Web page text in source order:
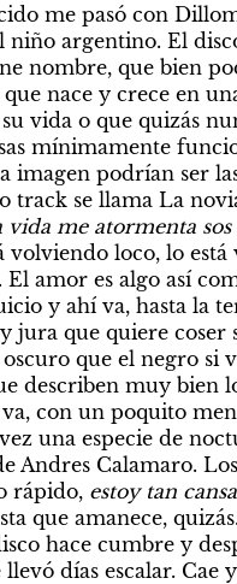
me pasó con
niño argentino. El
nombre, que bien
nace y crece en
vida o que quizás
mínimamente
imagen podrían ser
track se llama La
vida me atormenta
volviendo loco, lo
El amor es algo así
y ahí va, hasta la
jura que quiere coser
que el negro si
describen muy bien
con un poquito
una especie de
Andres Calamaro.
rápido, estoy tan
que amanece,
hace cumbre y
días escalar. Cae